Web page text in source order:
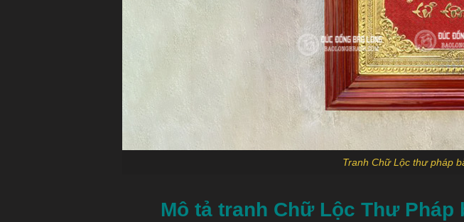
Tranh Chữ Lộc thư pháp
Mô tả tranh Chữ Lộc Thư